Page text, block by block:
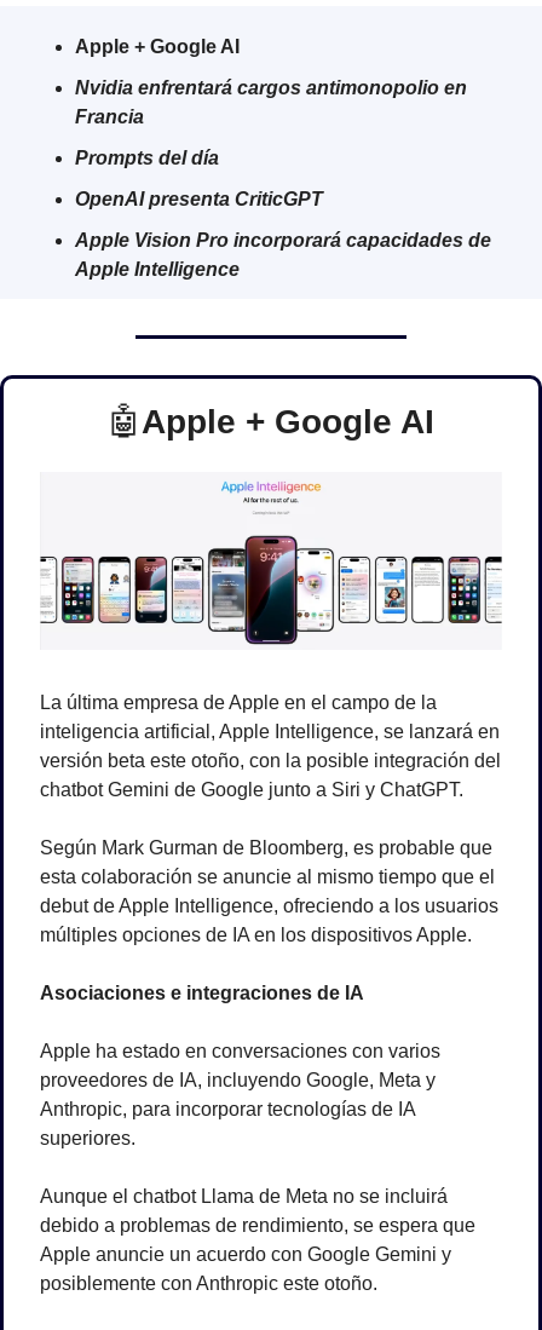
Apple + Google AI
Nvidia enfrentará cargos antimonopolio en
Francia
Prompts del día
OpenAI presenta CriticGPT
Apple Vision Pro incorporará capacidades de
Apple Intelligence
🤖Apple + Google AI
La última empresa de Apple en el campo de la
inteligencia artificial, Apple Intelligence, se lanzará en
versión beta este otoño, con la posible integración del
chatbot Gemini de Google junto a Siri y ChatGPT.
Según Mark Gurman de Bloomberg, es probable que
esta colaboración se anuncie al mismo tiempo que el
debut de Apple Intelligence, ofreciendo a los usuarios
múltiples opciones de IA en los dispositivos Apple.
Asociaciones e integraciones de IA
Apple ha estado en conversaciones con varios
proveedores de IA, incluyendo Google, Meta y
Anthropic, para incorporar tecnologías de IA
superiores.
Aunque el chatbot Llama de Meta no se incluirá
debido a problemas de rendimiento, se espera que
Apple anuncie un acuerdo con Google Gemini y
posiblemente con Anthropic este otoño.